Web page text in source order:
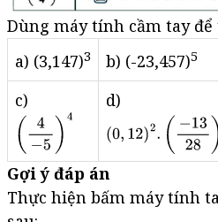
Dùng máy tính cầm tay
a) (3,147)3 b) (-23,457)5
c) d)
Gợi ý đáp án
Thực hiện bấm máy tính